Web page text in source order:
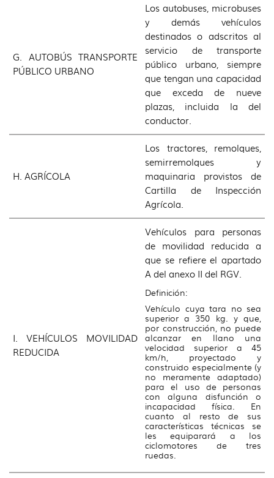
G. AUTOBÚS TRANSPORTE
PÚBLICO URBANO
Los autobuses, microbuses
y demás vehículos
destinados o adscritos al
servicio de transporte
público urbano, siempre
que tengan una capacidad
que exceda de nueve
plazas, incluida la del
conductor.
H. AGRÍCOLA
Los tractores, remolques,
semirremolques y
maquinaria provistos de
Cartilla de Inspección
Agrícola.
I. VEHÍCULOS MOVILIDAD
REDUCIDA
Vehículos para personas
de movilidad reducida a
que se refiere el apartado
A del anexo II del RGV.
Definición:
Vehículo cuya tara no sea
superior a 350 kg. y que,
por construcción, no puede
alcanzar en llano una
velocidad superior a 45
km/h, proyectado y
construido especialmente (y
no meramente adaptado)
para el uso de personas
con alguna disfunción o
incapacidad física. En
cuanto al resto de sus
características técnicas se
les equiparará a los
ciclomotores de tres
ruedas.